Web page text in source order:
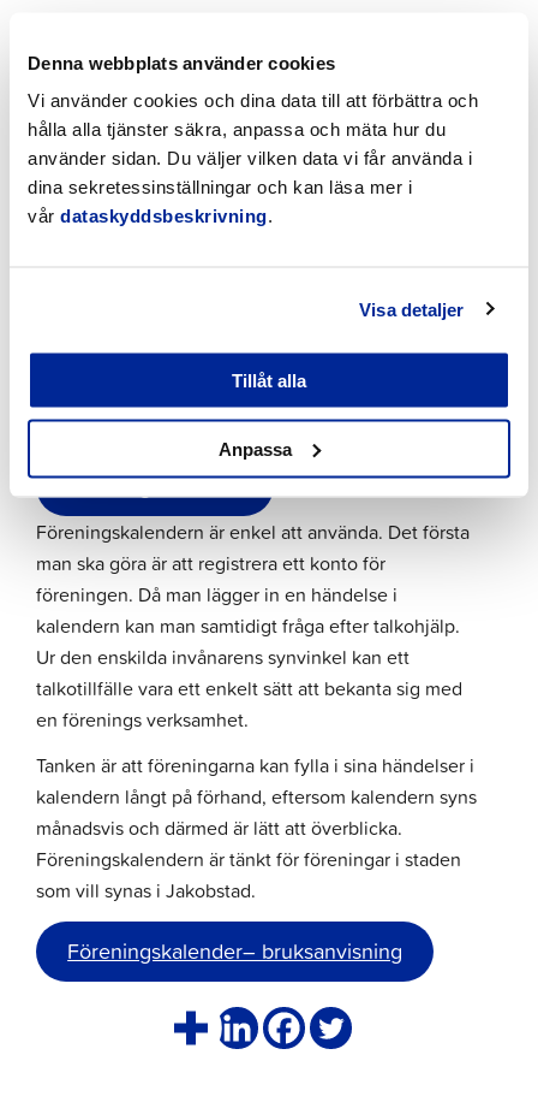
Denna webbplats använder cookies
Vi använder cookies och dina data till att förbättra och
hålla alla tjänster säkra, anpassa och mäta hur du
använder sidan. Du väljer vilken data vi får använda i
dina sekretessinställningar och kan läsa mer i
vår dataskyddsbeskrivning.
Visa detaljer
Tillåt alla
Anpassa
Pedersöre Tingshusmuseum rf
Traditionsföreningen för veteraner från våra krig 1918-
1945 rf
Rotaryklubb Pietarsaari-Mässkär
Staden Jakobstad har efter diskussioner med stadens
samtidigt kan be om talkohjälp) på svenska och
finska. Föreningskalendern finns också på stadens
webbplats under ”Kultur och fritid”.
Föreningskalender
Föreningskalendern är enkel att använda. Det första
man ska göra är att registrera ett konto för
föreningen. Då man lägger in en händelse i
kalendern kan man samtidigt fråga efter talkohjälp.
Ur den enskilda invånarens synvinkel kan ett
talkotillfälle vara ett enkelt sätt att bekanta sig med
en förenings verksamhet.
Tanken är att föreningarna kan fylla i sina händelser i
kalendern långt på förhand, eftersom kalendern syns
månadsvis och därmed är lätt att överblicka.
Föreningskalendern är tänkt för föreningar i staden
som vill synas i Jakobstad.
Föreningskalender– bruksanvisning